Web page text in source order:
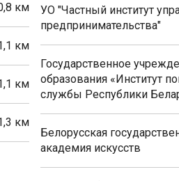
км
км
км
км
УО "Частный институт
предпринимательства"
Государственное
образования «Институт
службы Республики
Белорусская
академия искусств